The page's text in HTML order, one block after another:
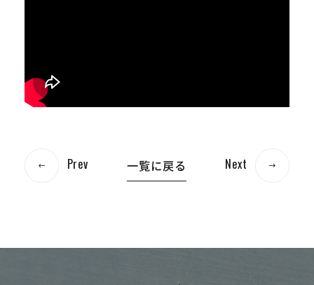
Prev 一覧に戻る Next